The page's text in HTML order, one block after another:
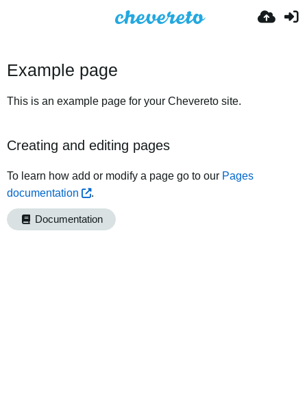
Example page
This is an example page for your Chevereto site.
Creating and editing pages
To learn how add or modify a page go to our Pages
documentation
.
Documentation